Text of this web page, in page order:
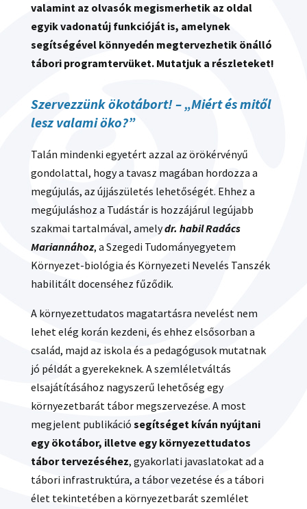
valamint az olvasók megismerhetik az oldal
egyik vadonatúj funkcióját is, amelynek
segítségével könnyedén megtervezhetik önálló
tábori programtervüket. Mutatjuk a részleteket!
Szervezzünk ökotábort! – „Miért és mitől
lesz valami öko?”
Talán mindenki egyetért azzal az örökérvényű
gondolattal, hogy a tavasz magában hordozza a
megújulás, az újjászületés lehetőségét. Ehhez a
megújuláshoz a Tudástár is hozzájárul legújabb
szakmai tartalmával, amelydr. habil Radács
Mariannához, a Szegedi Tudományegyetem
Környezet-biológia és Környezeti Nevelés Tanszék
habilitált docenséhez fűződik.
A környezettudatos magatartásra nevelést nem
lehet elég korán kezdeni, és ehhez elsősorban a
család, majd az iskola és a pedagógusok mutatnak
jó példát a gyerekeknek. A szemléletváltás
elsajátításához nagyszerű lehetőség egy
környezetbarát tábor megszervezése. A most
megjelent publikáció segítséget kíván nyújtani
egy ökotábor, illetve egy környezettudatos
tábor tervezéséhez, gyakorlati javaslatokat ad a
tábori infrastruktúra, a tábor vezetése és a tábori
élet tekintetében a környezetbarát szemlélet